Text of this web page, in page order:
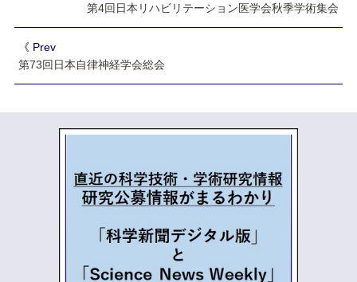
第4回日本リハビリテーション医学会秋季学術集会
《 Prev
第73回日本自律神経学会総会